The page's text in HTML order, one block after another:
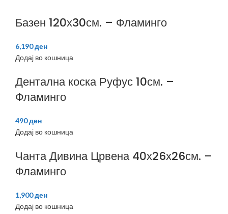
Базен 120х30см. – Фламинго
6,190ден
Додај во кошница
Дентална коска Руфус 10см. –
Фламинго
490ден
Додај во кошница
Чанта Дивина Црвена 40х26х26см. –
Фламинго
1,900ден
Додај во кошница